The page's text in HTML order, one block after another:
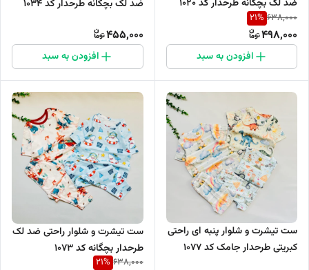
ضد لک بچگانه طرحدار کد 1020
638,000
21%
498,000
افزودن به سبد
ضد لک بچگانه طرحدار کد 1034
455,000
افزودن به سبد
ست تیشرت و شلوار پنبه ای راحتی
کبریتی طرحدار جامک کد ۱۰۷۷
ست تیشرت و شلوار راحتی ضد لک
طرحدار بچگانه کد 1073
638,000
21%